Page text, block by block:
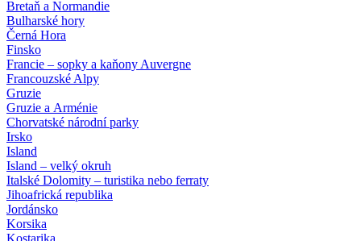
Bretaň a Normandie
Bulharské hory
Černá Hora
Finsko
Francie – sopky a kaňony Auvergne
Francouzské Alpy
Gruzie
Gruzie a Arménie
Chorvatské národní parky
Irsko
Island
Island – velký okruh
Italské Dolomity – turistika nebo ferraty
Jihoafrická republika
Jordánsko
Korsika
Kostarika